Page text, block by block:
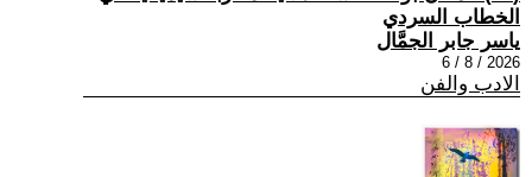
الخطاب السردي
ياسر جابر الجمَّال
2026 / 8 / 6
الادب والفن